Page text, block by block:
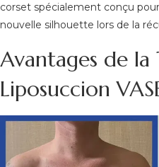
corset spécialement conçu
nouvelle silhouette lors de la
Avantages de la
Liposuccion